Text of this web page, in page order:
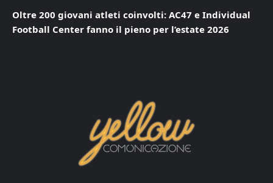
Oltre 200 giovani atleti coinvolti: AC47 e Individual
Football Center fanno il pieno per l’estate 2026